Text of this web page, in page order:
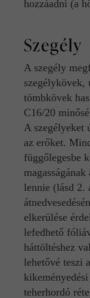
hozzáadni (a
Szegély
A szegély
szegélykövek,
tömbkövek
C16/20
A szegélyeket
az erőket.
függőlegesbe
lennie (lásd 2.
elkerülése
lefedhető
háttöltéshez
lehetővé teszi
teherhordó